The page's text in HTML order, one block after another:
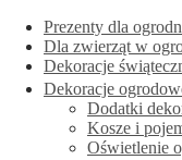
Prezenty dla
Dla zwierząt w
Dekoracje
Dekoracje
Dodatki
Kosze i
Oświetlenie